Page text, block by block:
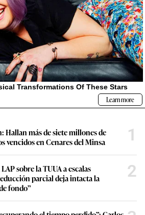
Hallan más de siete millones de
vencidos en Cenares del Minsa
1
sobre la TUUA a escalas
parcial deja intacta la
fondo”
2